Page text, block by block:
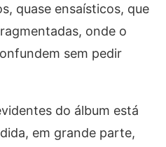
quase ensaísticos, que
onde o
sem pedir
do álbum está
em grande parte,